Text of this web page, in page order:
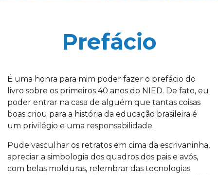
Prefácio
É uma honra para mim poder fazer o prefácio do
livro sobre os primeiros 40 anos do NIED. De fato, eu
poder entrar na casa de alguém que tantas coisas
boas criou para a história da educação brasileira é
um privilégio e uma responsabilidade.
Pude vasculhar os retratos em cima da escrivaninha,
apreciar a simbologia dos quadros dos pais e avós,
com belas molduras, relembrar das tecnologias